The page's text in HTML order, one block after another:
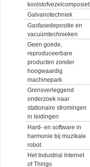
koolstofvezelcomposiet
Galvanotechniek
Gasfasedepositie en
vacuümtechnieken
Geen goede,
reproduceerbare
producten zonder
hoogwaardig
machinepark
Grensverleggend
onderzoek naar
stationaire stromingen
in leidingen
Hard- en software in
harmonie bij muzikale
robot
Het Industrial Internet
of Things